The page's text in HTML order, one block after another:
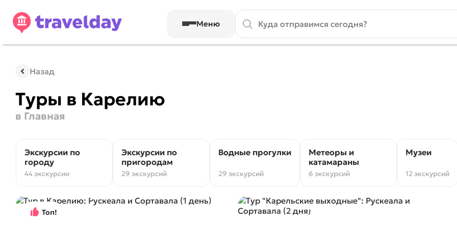
Меню
Назад
Туры в Карелию
в Главная
Экскурсии по
городу
44 экскурсии
Экскурсии по
пригородам
29 экскурсий
Водные прогулки
29 экскурсий
Метеоры и
катамараны
6 экскурсий
Музеи
12 экскурсий
Топ!